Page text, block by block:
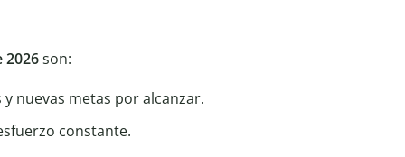
2026son:
nuevas metas por alcanzar.
constante.